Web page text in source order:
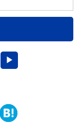
やすく解説します。
▶